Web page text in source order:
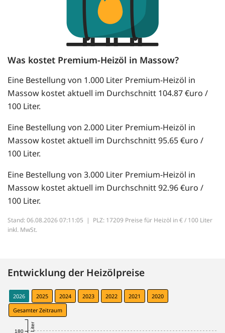
Was kostet Premium-Heizöl in Massow?
Eine Bestellung von 1.000 Liter Premium-Heizöl in
Massow kostet aktuell im Durchschnitt 104.87 €uro /
100 Liter.
Eine Bestellung von 2.000 Liter Premium-Heizöl in
Massow kostet aktuell im Durchschnitt 95.65 €uro /
100 Liter.
Eine Bestellung von 3.000 Liter Premium-Heizöl in
Massow kostet aktuell im Durchschnitt 92.96 €uro /
100 Liter.
Stand: 06.08.2026 07:11:05 | PLZ: 17209 Preise für Heizöl in € / 100 Liter
inkl. MwSt.
Entwicklung der Heizölpreise
2026 2025 2024 2023 2022 2021
2020
Gesamter Zeitraum
180